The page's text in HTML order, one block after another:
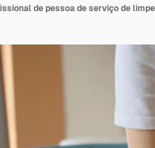
de pessoa de serviço de